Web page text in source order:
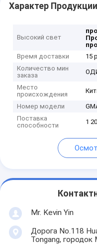
Характер Продукции
Высокий свет
Время доставки
15
Количество мин
заказа
Место
происхождения
Номер модели
Поставка
способности
1
Mr. Kevin Yin
Дорога No.118
Tongang, городок